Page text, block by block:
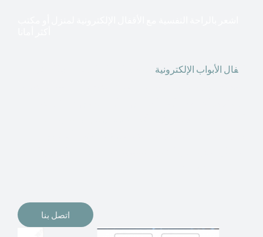
فال الأبواب الإلكترونية
اتصل بنا